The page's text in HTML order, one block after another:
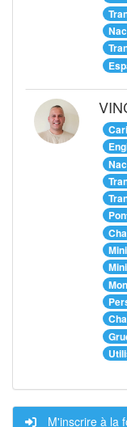
M'inscrire à la